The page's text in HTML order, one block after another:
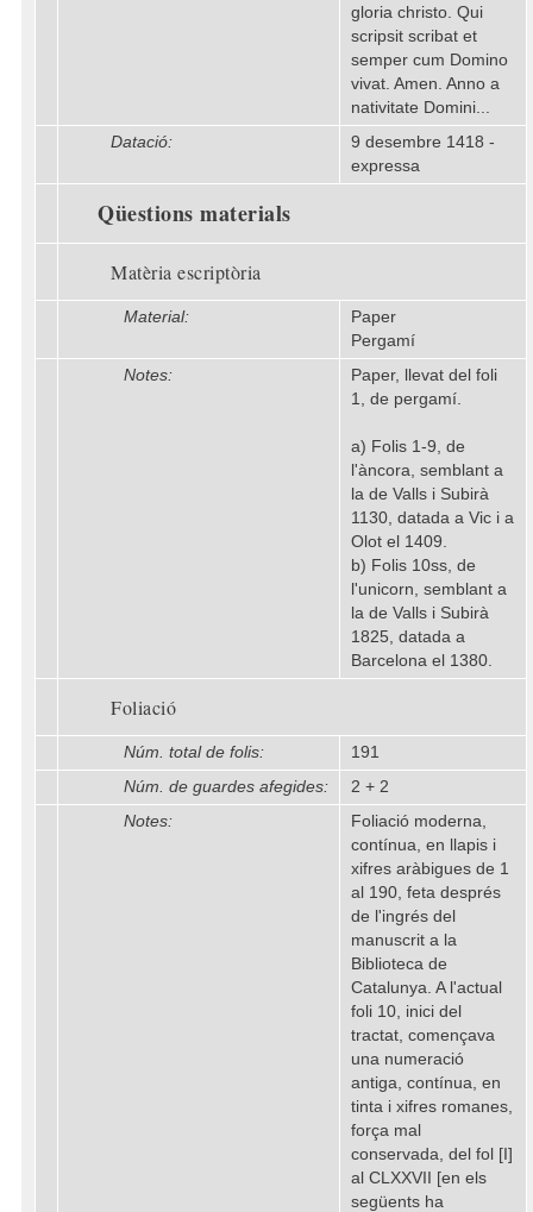
gloria christo. Qui
scripsit scribat et
semper cum Domino
vivat. Amen. Anno a
nativitate Domini...
Datació:
9 desembre 1418 -
expressa
Qüestions materials
Matèria escriptòria
Material:
Paper
Pergamí
Notes:
Paper, llevat del foli
1, de pergamí.
a) Folis 1-9, de
l'àncora, semblant a
la de Valls i Subirà
1130, datada a Vic i a
Olot el 1409.
b) Folis 10ss, de
l'unicorn, semblant a
la de Valls i Subirà
1825, datada a
Barcelona el 1380.
Foliació
Núm. total de folis:
191
Núm. de guardes afegides:
2 + 2
Notes:
Foliació moderna,
contínua, en llapis i
xifres aràbigues de 1
al 190, feta després
de l'ingrés del
manuscrit a la
Biblioteca de
Catalunya. A l'actual
foli 10, inici del
tractat, començava
una numeració
antiga, contínua, en
tinta i xifres romanes,
força mal
conservada, del fol [I]
al CLXXVII [en els
següents ha